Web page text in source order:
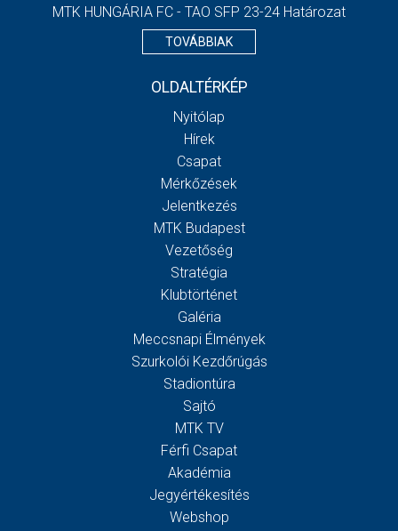
MTK HUNGÁRIA FC - TAO SFP 23-24 Határozat
TOVÁBBIAK
OLDALTÉRKÉP
Nyitólap
Hírek
Csapat
Mérkőzések
Jelentkezés
MTK Budapest
Vezetőség
Stratégia
Klubtörténet
Galéria
Meccsnapi Élmények
Szurkolói Kezdőrúgás
Stadiontúra
Sajtó
MTK TV
Férfi Csapat
Akadémia
Jegyértékesítés
Webshop